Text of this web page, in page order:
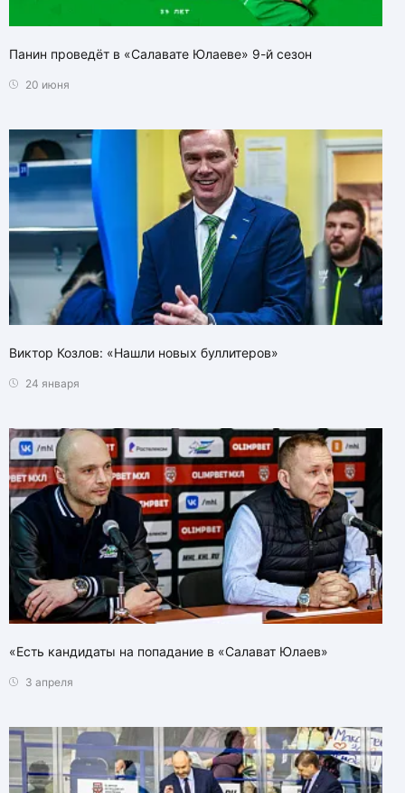
Панин проведёт в «Салавате Юлаеве» 9-й сезон
20 июня
Виктор Козлов: «Нашли новых буллитеров»
24 января
«Есть кандидаты на попадание в «Салават Юлаев»
3 апреля